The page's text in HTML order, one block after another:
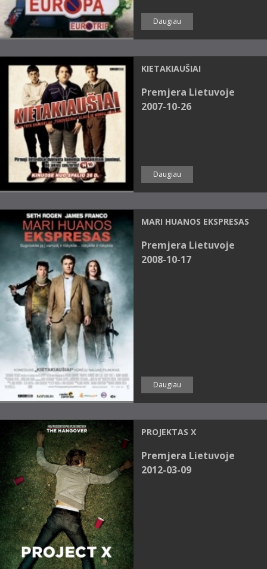
Daugiau
KIETAKIAUŠIAI
Premjera Lietuvoje
2007-10-26
Daugiau
MARI HUANOS EKSPRESAS
Premjera Lietuvoje
2008-10-17
Daugiau
PROJEKTAS X
Premjera Lietuvoje
2012-03-09